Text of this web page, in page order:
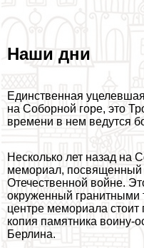
Наши дни
Единственная
на Соборной горе, это
времени в нем ведутся
Несколько лет назад на
мемориал,
Отечественной войне.
окруженный гранитными
центре мемориала
копия памятника воину-
Берлина.